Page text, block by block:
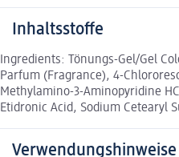
Inhaltsstoffe
Ingredients: Tönungs-Gel/Gel
Parfum (Fragrance), 4-
Methylamino-3-Aminopyridine
Etidronic Acid, Sodium Cetearyl
Verwendungshinweise